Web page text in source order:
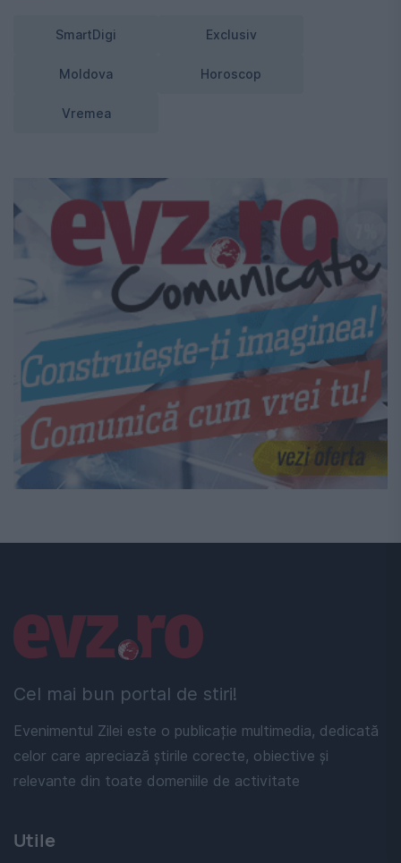
SmartDigi Exclusiv
Moldova Horoscop
Vremea
Cel mai bun portal de stiri!
Evenimentul Zilei este o publicație multimedia, dedicată
celor care apreciază știrile corecte, obiective și
relevante din toate domeniile de activitate
Linkuri utile
Utile